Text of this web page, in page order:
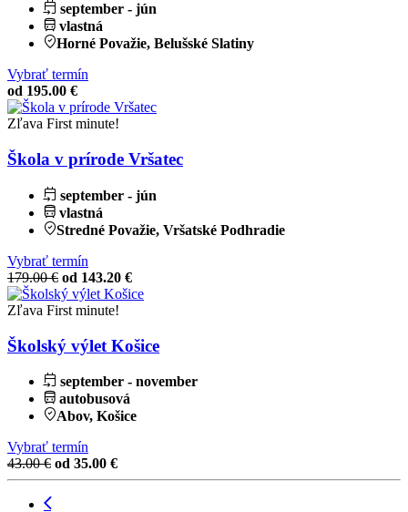
september - jún
vlastná
Horné Považie, Belušské Slatiny
Vybrať termín
od 195.00 €
Zľava First minute!
Škola v prírode Vršatec
september - jún
vlastná
Stredné Považie, Vršatské Podhradie
Vybrať termín
179.00 € od 143.20 €
Zľava First minute!
Školský výlet Košice
september - november
autobusová
Abov, Košice
Vybrať termín
43.00 € od 35.00 €